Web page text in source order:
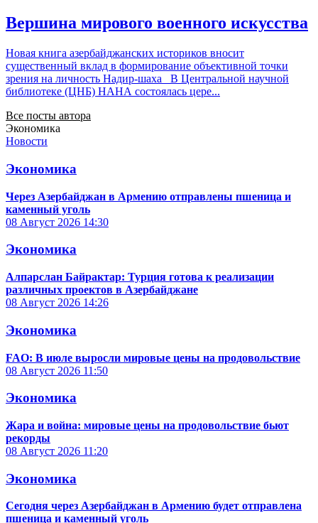
Вершина мирового военного искусства
Новая книга азербайджанских историков вносит
существенный вклад в формирование объективной точки
зрения на личность Надир-шаха В Центральной научной
библиотеке (ЦНБ) НАНА состоялась цере...
Все посты автора
Экономика
Новости
Экономика
Через Азербайджан в Армению отправлены пшеница и
каменный уголь
08 Август 2026 14:30
Экономика
Алпарслан Байрактар: Турция готова к реализации
различных проектов в Азербайджане
08 Август 2026 14:26
Экономика
FAO: В июле выросли мировые цены на продовольствие
08 Август 2026 11:50
Экономика
Жара и война: мировые цены на продовольствие бьют
рекорды
08 Август 2026 11:20
Экономика
Сегодня через Азербайджан в Армению будет отправлена
пшеница и каменный уголь